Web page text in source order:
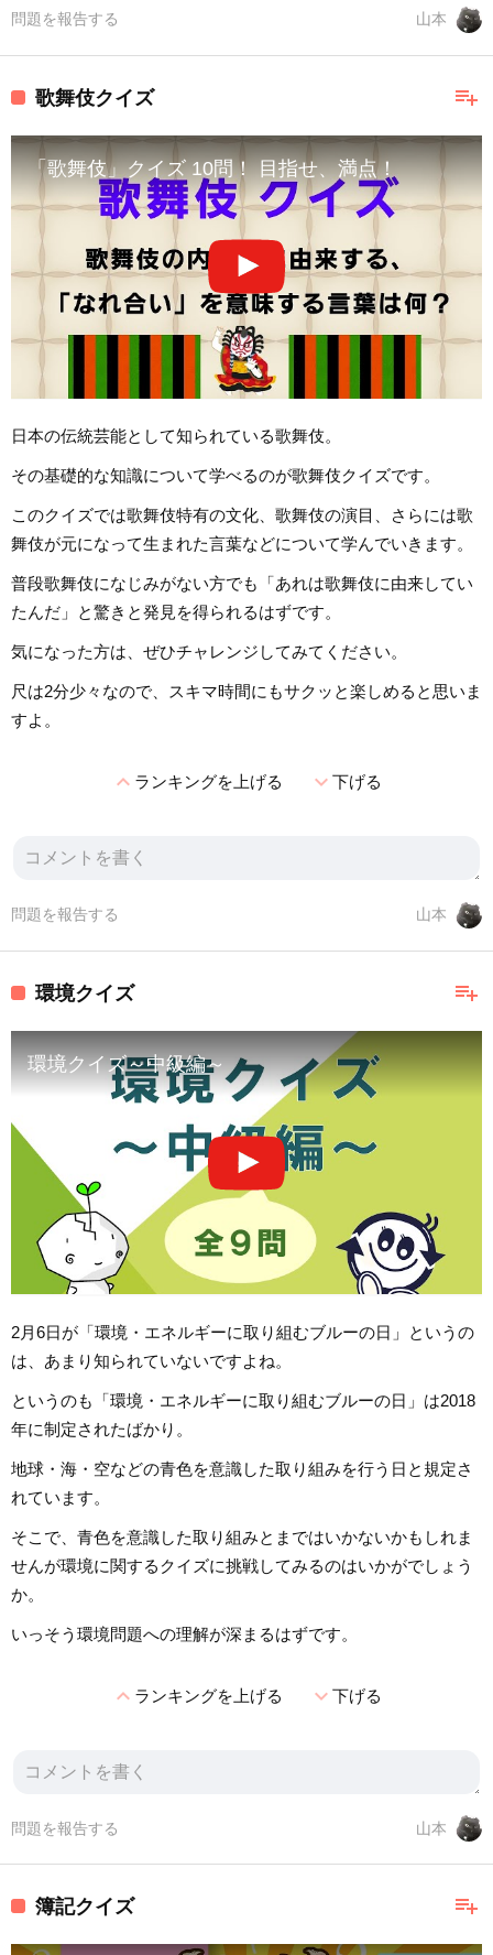
山本
問題を報告する
playlist_add
歌舞伎クイズ
「歌舞伎」クイズ 10問！ 目指せ、満点！
日本の伝統芸能として知られている歌舞伎。
その基礎的な知識について学べるのが歌舞伎クイズです。
このクイズでは歌舞伎特有の文化、歌舞伎の演目、さらには歌
舞伎が元になって生まれた言葉などについて学んでいきます。
普段歌舞伎になじみがない方でも「あれは歌舞伎に由来してい
たんだ」と驚きと発見を得られるはずです。
気になった方は、ぜひチャレンジしてみてください。
尺は2分少々なので、スキマ時間にもサクッと楽しめると思いま
すよ。
expand_lessランキングを上げる expand_more下げる
山本
問題を報告する
playlist_add
環境クイズ
環境クイズ～中級編～
2月6日が「環境・エネルギーに取り組むブルーの日」というの
は、あまり知られていないですよね。
というのも「環境・エネルギーに取り組むブルーの日」は2018
年に制定されたばかり。
地球・海・空などの青色を意識した取り組みを行う日と規定さ
れています。
そこで、青色を意識した取り組みとまではいかないかもしれま
せんが環境に関するクイズに挑戦してみるのはいかがでしょう
か。
いっそう環境問題への理解が深まるはずです。
expand_lessランキングを上げる expand_more下げる
山本
問題を報告する
playlist_add
簿記クイズ